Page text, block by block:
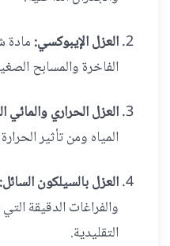
العزل الإيبوكسي: مادة
الفاخرة والمسابح
العزل الحراري والمائي
المياه ومن تأثير
العزل بالسيلكون السائل:
والفراغات الدقيقة
التقليدية.